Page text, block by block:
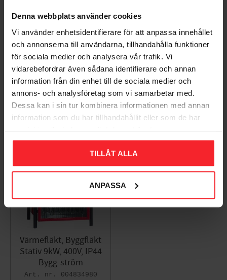
Denna webbplats använder cookies
Vi använder enhetsidentifierare för att anpassa innehållet
och annonserna till användarna, tillhandahålla funktioner
för sociala medier och analysera vår trafik. Vi
vidarebefordrar även sådana identifierare och annan
information från din enhet till de sociala medier och
annons- och analysföretag som vi samarbetar med.
Dessa kan i sin tur kombinera informationen med annan
information som du har tillhandahållit eller som de har
TILLÅT ALLA
ANPASSA
Värmefläkt, Byggfläkt
Rund 2KW, 230V, RÖD,
IP44
EL9441202
603
1.006 DKK
Gem som favorit
Värmefläkt, Byggfläkt
Stativ 2KW, 230V, RÖD,
IP44 Bygg-ström
EL9441209
801
1.336 DKK
Värmefläkt, Byggfläkt
Stativ 9kW, 400V, IP44
Bygg-ström
004834980